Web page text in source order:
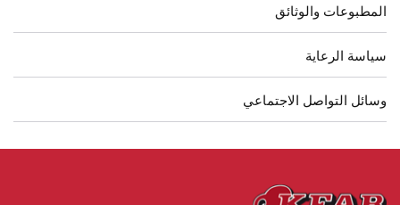
المطبوعات والوثائق
سياسة الرعاية
وسائل التواصل الاجتماعي